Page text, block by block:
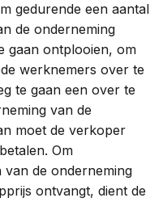
gedurende een aantal
de onderneming
gaan ontplooien, om
werknemers over te
te gaan een over te
van de
moet de verkoper
Om
de onderneming
ontvangt, dient de